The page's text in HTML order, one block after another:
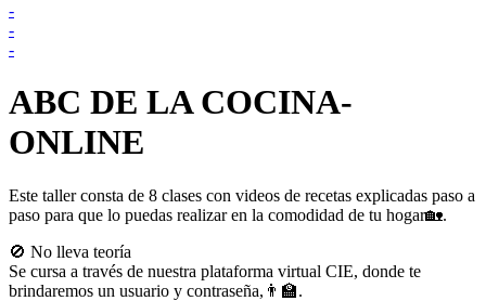
-
-
-
ABC DE LA COCINA-
ONLINE
Este taller consta de 8 clases con videos de recetas explicadas paso a
paso para que lo puedas realizar en la comodidad de tu hogar🏡.
🚫 No lleva teoría
Se cursa a través de nuestra plataforma virtual CIE, donde te
brindaremos un usuario y contraseña,👨‍🏫.